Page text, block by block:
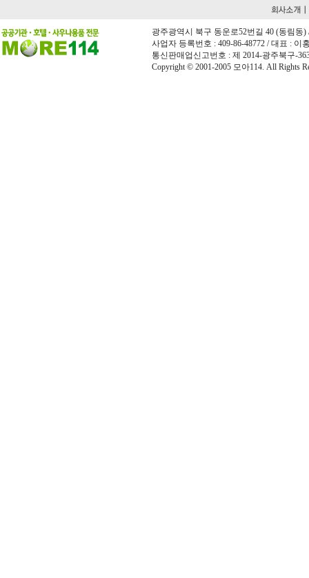
광주광역시 북구 동운로52번길 40 (동림동)
사업자 등록번호 : 409-86-48772 / 대표 : 이
통신판매업신고번호 : 제 2014-광주북구-
Copyright © 2001-2005 모아114. All Rights